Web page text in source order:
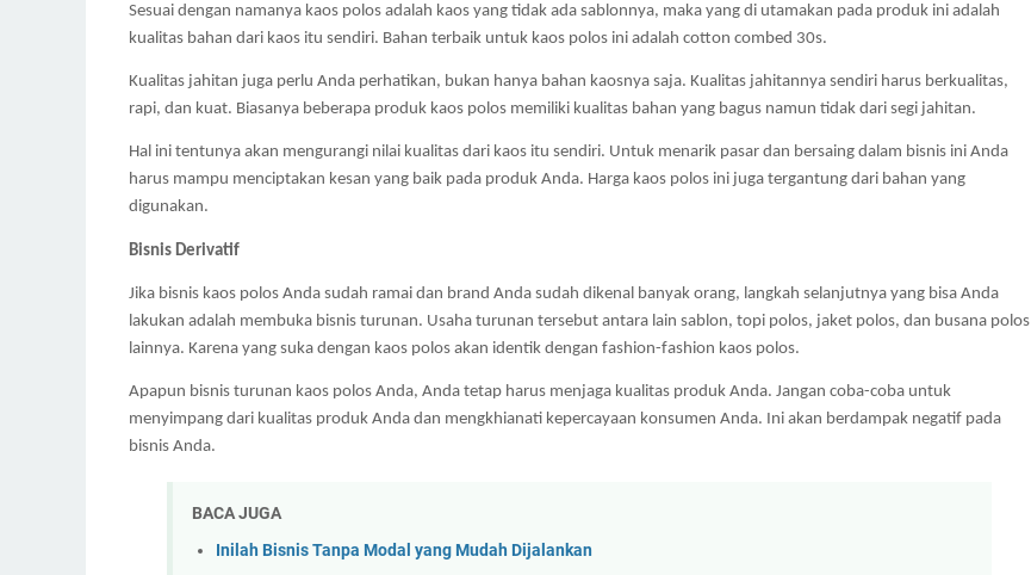
Sesuai dengan namanya kaos polos adalah kaos yang tidak ada sablonnya, maka yang di utamakan pada produk ini adalah
kualitas bahan dari kaos itu sendiri. Bahan terbaik untuk kaos polos ini adalah cotton combed 30s.
Kualitas jahitan juga perlu Anda perhatikan, bukan hanya bahan kaosnya saja. Kualitas jahitannya sendiri harus berkualitas,
rapi, dan kuat. Biasanya beberapa produk kaos polos memiliki kualitas bahan yang bagus namun tidak dari segi jahitan.
Hal ini tentunya akan mengurangi nilai kualitas dari kaos itu sendiri. Untuk menarik pasar dan bersaing dalam bisnis ini Anda
harus mampu menciptakan kesan yang baik pada produk Anda. Harga kaos polos ini juga tergantung dari bahan yang
digunakan.
Bisnis Derivatif
Jika bisnis kaos polos Anda sudah ramai dan brand Anda sudah dikenal banyak orang, langkah selanjutnya yang bisa Anda
lakukan adalah membuka bisnis turunan. Usaha turunan tersebut antara lain sablon, topi polos, jaket polos, dan busana polos
lainnya. Karena yang suka dengan kaos polos akan identik dengan fashion-fashion kaos polos.
Apapun bisnis turunan kaos polos Anda, Anda tetap harus menjaga kualitas produk Anda. Jangan coba-coba untuk
menyimpang dari kualitas produk Anda dan mengkhianati kepercayaan konsumen Anda. Ini akan berdampak negatif pada
bisnis Anda.
BACA JUGA
Inilah Bisnis Tanpa Modal yang Mudah Dijalankan